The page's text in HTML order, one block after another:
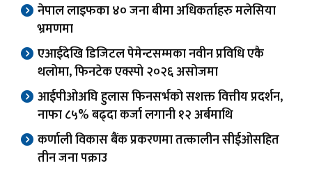
नेपाल लाइफका ४० जना बीमा अधिकर्ताहरु मलेसिया
भ्रमणमा
एआईदेखि डिजिटल पेमेन्टसम्मका नवीन प्रविधि एकै
थलोमा, फिनटेक एक्स्पो २०२६ असोजमा
आईपीओअघि हुलास फिनसर्भको सशक्त वित्तीय प्रदर्शन,
नाफा ८५% बढ्दा कर्जा लगानी १२ अर्बमाथि
कर्णाली विकास बैंक प्रकरणमा तत्कालीन सीईओसहित
तीन जना पक्राउ